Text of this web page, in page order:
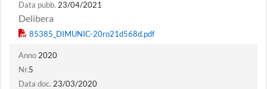
Data pubb. 23/04/2021
Delibera
Anno 2020
Nr.5
Data doc. 23/03/2020